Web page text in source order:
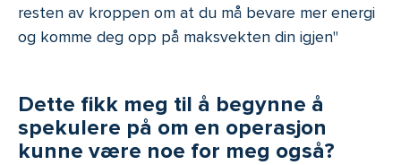
resten av kroppen om at du må bevare mer energi
og komme deg opp på maksvekten din igjen"
Dette fikk meg til å begynne å
spekulere på om en operasjon
kunne være noe for meg også?